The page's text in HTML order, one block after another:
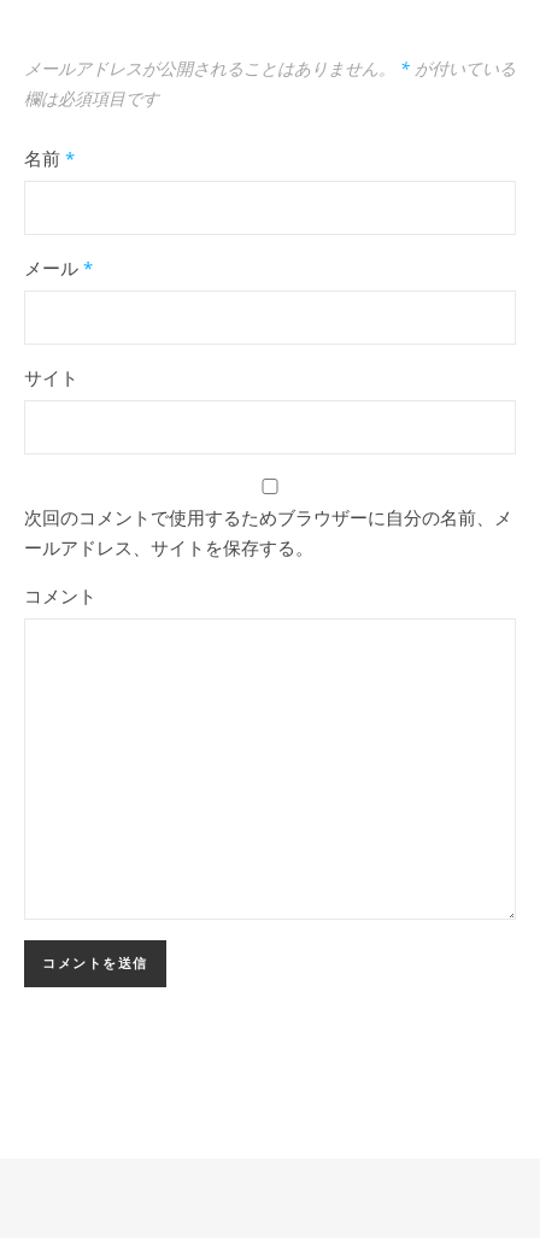
メールアドレスが公開されることはありません。 * が付いている
欄は必須項目です
名前 *
メール *
サイト
次回のコメントで使用するためブラウザーに自分の名前、メ
ールアドレス、サイトを保存する。
コメント